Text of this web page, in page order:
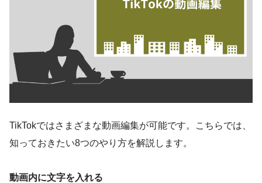
TikTokではさまざまな動画編集が可能です。こちらでは、
知っておきたい8つのやり方を解説します。
動画内に文字を入れる